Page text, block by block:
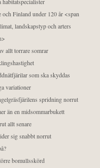
Finland under 120 år <span
landskapstyp och arters
allt torrare somrar
som ska skyddas
variationer
spridning norrut
än en midsommarbukett
allt senare
sig snabbt norrut
bomullsskörd